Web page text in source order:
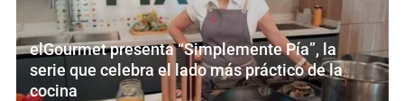
elGourmet presenta “Simplemente Pía”, la
serie que celebra el lado más práctico de la
cocina